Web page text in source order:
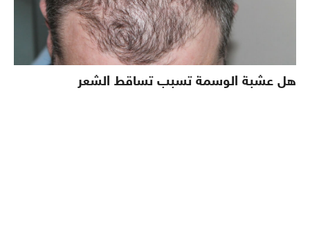
هل عشبة الوسمة تسبب تساقط الشعر